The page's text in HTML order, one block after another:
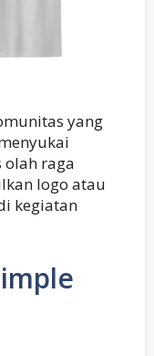
yang
olah raga
logo atau
kegiatan